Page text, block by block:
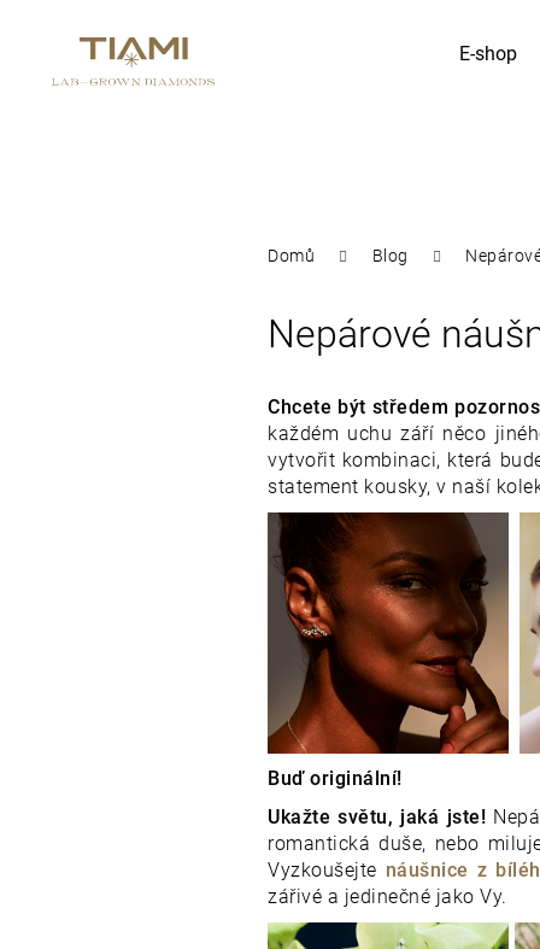
E-shop
Domů Blog
Nepárové
Chcete být středem
každém uchu září něco
vytvořit kombinaci, která
statement kousky, v naší
Buď originální!
Ukažte světu, jaká jste!
romantická duše, nebo
Vyzkoušejte náušnice z
zářivé a jedinečné jako Vy.
Zpět
Zpět